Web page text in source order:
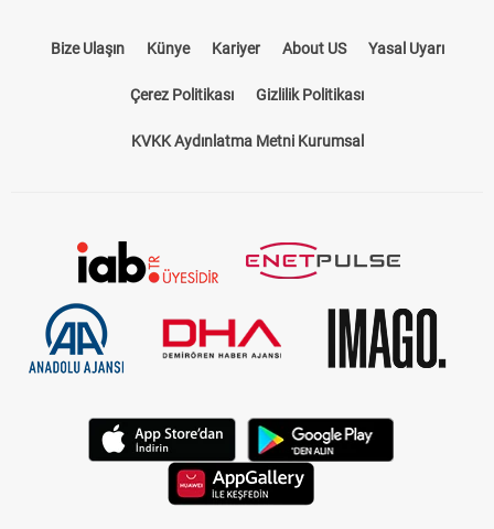
Bize Ulaşın Künye Kariyer About US Yasal Uyarı
Çerez Politikası Gizlilik Politikası
KVKK Aydınlatma Metni Kurumsal